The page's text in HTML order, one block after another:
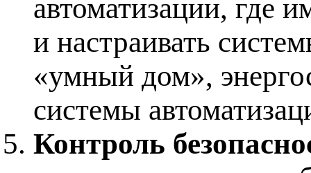
автоматизации, где
и настраивать
«умный дом»,
системы
Контроль